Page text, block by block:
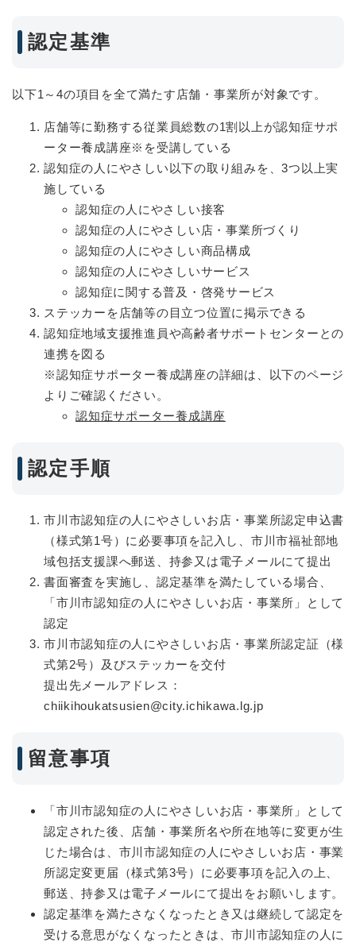
認定基準
以下1～4の項目を全て満たす店舗・事業所が対象です。
店舗等に勤務する従業員総数の1割以上が認知症サポ
ーター養成講座※を受講している
認知症の人にやさしい以下の取り組みを、3つ以上実
施している
認知症の人にやさしい接客
認知症の人にやさしい店・事業所づくり
認知症の人にやさしい商品構成
認知症の人にやさしいサービス
認知症に関する普及・啓発サービス
ステッカーを店舗等の目立つ位置に掲示できる
認知症地域支援推進員や高齢者サポートセンターとの
連携を図る
※認知症サポーター養成講座の詳細は、以下のページ
よりご確認ください。
認知症サポーター養成講座
認定手順
市川市認知症の人にやさしいお店・事業所認定申込書
（様式第1号）に必要事項を記入し、市川市福祉部地
域包括支援課へ郵送、持参又は電子メールにて提出
書面審査を実施し、認定基準を満たしている場合、
「市川市認知症の人にやさしいお店・事業所」として
認定
市川市認知症の人にやさしいお店・事業所認定証（様
式第2号）及びステッカーを交付
提出先メールアドレス：
chiikihoukatsusien@city.ichikawa.lg.jp
留意事項
「市川市認知症の人にやさしいお店・事業所」として
認定された後、店舗・事業所名や所在地等に変更が生
じた場合は、市川市認知症の人にやさしいお店・事業
所認定変更届（様式第3号）に必要事項を記入の上、
郵送、持参又は電子メールにて提出をお願いします。
認定基準を満たさなくなったとき又は継続して認定を
受ける意思がなくなったときは、市川市認知症の人に